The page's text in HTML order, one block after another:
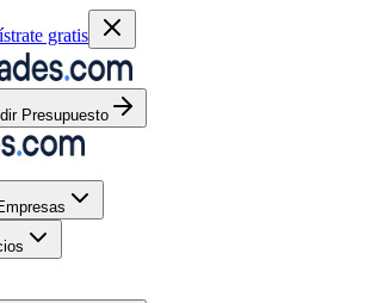
gratis
Presupuesto